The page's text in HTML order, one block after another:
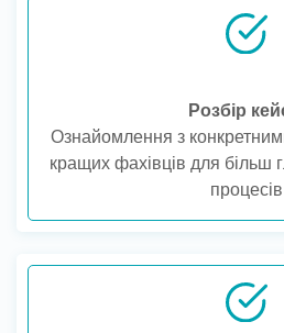
Розбір
Ознайомлення з
кращих фахівців для більш
процесів